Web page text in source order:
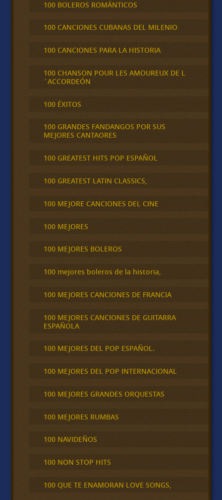
100 BOLEROS ROMÁNTICOS
100 CANCIONES CUBANAS DEL MILENIO
100 CANCIONES PARA LA HISTORIA
100 CHANSON POUR LES AMOUREUX DE L
´ACCORDEÓN
100 ÉXITOS
100 GRANDES FANDANGOS POR SUS
MEJORES CANTAORES
100 GREATEST HITS POP ESPAÑOL
100 GREATEST LATIN CLASSICS,
100 MEJORE CANCIONES DEL CINE
100 MEJORES
100 MEJORES BOLEROS
100 mejores boleros de la historia,
100 MEJORES CANCIONES DE FRANCIA
100 MEJORES CANCIONES DE GUITARRA
ESPAÑOLA
100 MEJORES DEL POP ESPAÑOL.
100 MEJORES DEL POP INTERNACIONAL
100 MEJORES GRANDES ORQUESTAS
100 MEJORES RUMBAS
100 NAVIDEÑOS
100 NON STOP HITS
100 QUE TE ENAMORAN LOVE SONGS,